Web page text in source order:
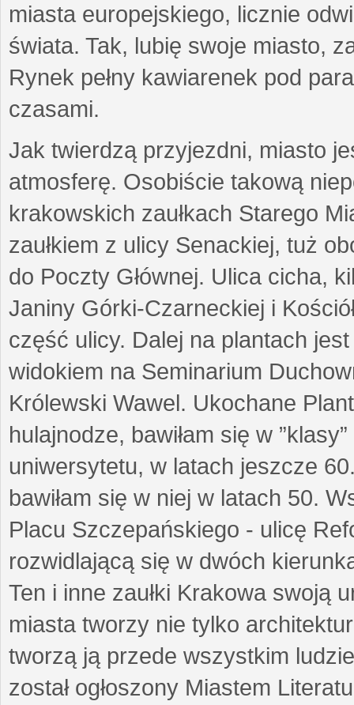
miasta europejskiego, licznie
świata. Tak, lubię swoje miasto,
Rynek pełny kawiarenek pod
czasami.
Jak twierdzą przyjezdni, miasto
atmosferę. Osobiście takową
krakowskich zaułkach Starego
zaułkiem z ulicy Senackiej, tuż
do Poczty Głównej. Ulica cicha,
Janiny Górki-Czarneckiej i
część ulicy. Dalej na plantach
widokiem na Seminarium
Królewski Wawel. Ukochane
hulajnodze, bawiłam się w
uniwersytetu, w latach jeszcze
bawiłam się w niej w latach 50.
Placu Szczepańskiego - ulicę
rozwidlającą się w dwóch
Ten i inne zaułki Krakowa swoją
miasta tworzy nie tylko
tworzą ją przede wszystkim
został ogłoszony Miastem